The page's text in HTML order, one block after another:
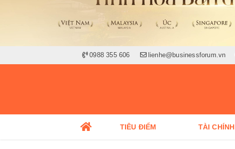
0988 355 606 lienhe@businessforum.vn
TIÊU ĐIỂM TÀI CHÍNH